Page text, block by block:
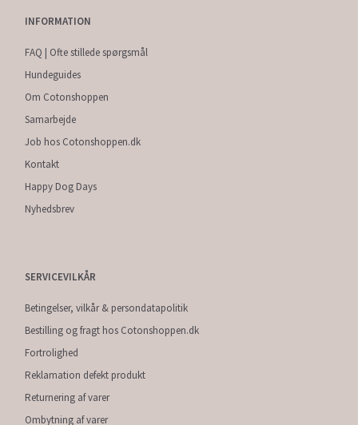
INFORMATION
FAQ | Ofte stillede spørgsmål
Hundeguides
Om Cotonshoppen
Samarbejde
Job hos Cotonshoppen.dk
Kontakt
Happy Dog Days
Nyhedsbrev
SERVICEVILKÅR
Betingelser, vilkår & persondatapolitik
Bestilling og fragt hos Cotonshoppen.dk
Fortrolighed
Reklamation defekt produkt
Returnering af varer
Ombytning af varer